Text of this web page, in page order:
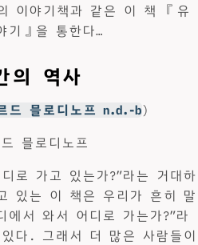
이야기책과 같은 이 책 『유
』을 통한다…
의 역사
드 믈로디노프 n.d.-b)
믈로디노프
로 가고 있는가?”라는 거대하
있는 이 책은 우리가 흔히 말
서 와서 어디로 가는가?”라
다. 그래서 더 많은 사람들이